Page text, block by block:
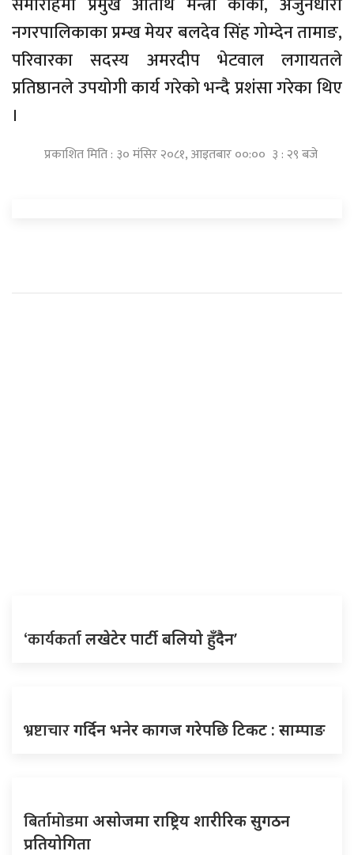
नगरपालिकाका प्रम्ख मेयर बलदेव सिंह गोम्देन तामाङ,
परिवारका सदस्य अमरदीप भेटवाल लगायतले
प्रतिष्ठानले उपयोगी कार्य गरेको भन्दै प्रशंसा गरेका थिए
।
प्रकाशित मिति : ३० मंसिर २०८१, आइतबार ००:०० ३ : २९ बजे
‘कार्यकर्तालखेटेर पार्टी बलियो हुँदैन’
भ्रष्टाचारगर्दिन भनेर कागज गरेपछि टिकट : साम्पाङ
बिर्तामोडमाअसोजमा राष्ट्रिय शारीरिक सुगठन
प्रतियोगिता